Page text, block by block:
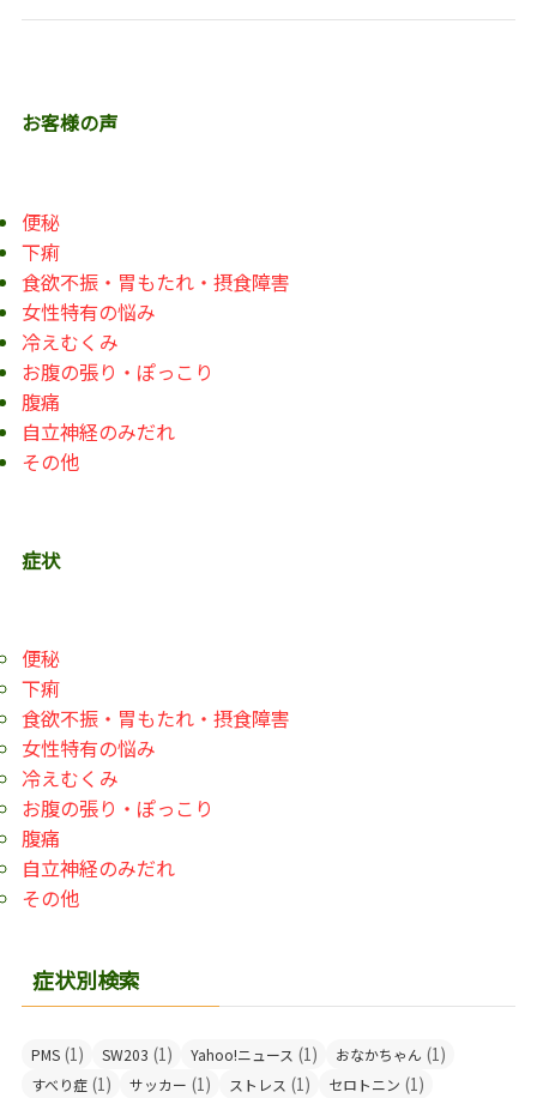
お客様の声
便秘
下痢
食欲不振・胃もたれ・摂食障害
女性特有の悩み
冷えむくみ
お腹の張り・ぽっこり
腹痛
自立神経のみだれ
その他
症状
便秘
下痢
食欲不振・胃もたれ・摂食障害
女性特有の悩み
冷えむくみ
お腹の張り・ぽっこり
腹痛
自立神経のみだれ
その他
症状別検索
PMS (1) SW203 (1) Yahoo!ニュース (1) おなかちゃん (1)
すべり症 (1) サッカー (1) ストレス (1) セロトニン (1)